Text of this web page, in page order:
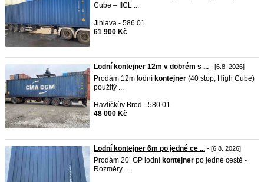
Cube – IICL ...
Jihlava - 586 01
61 900 Kč
Lodní kontejner 12m v dobrém s ... - [6.8. 2026]
Prodám 12m lodní kontejner (40 stop, High Cube)
použitý ...
Havlíčkův Brod - 580 01
48 000 Kč
Lodní kontejner 6m po jedné ce ... - [6.8. 2026]
Prodám 20’ GP lodní kontejner po jedné cestě -
Rozměry ...